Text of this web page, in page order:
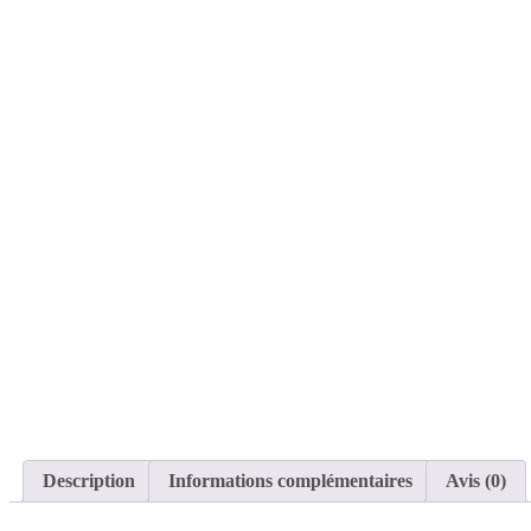
Description Informations complémentaires Avis (0)